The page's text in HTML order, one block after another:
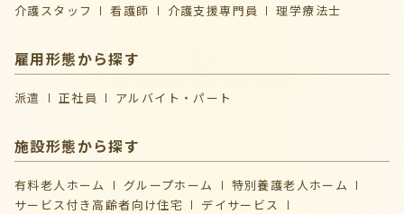
介護スタッフ 看護師 介護支援専門員 理学療法士
雇用形態から探す
派遣 正社員 アルバイト・パート
施設形態から探す
有料老人ホーム グループホーム
特別養護老人ホーム
サービス付き高齢者向け住宅
デイサービス